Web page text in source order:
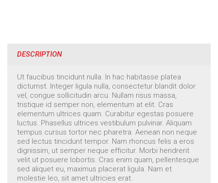
DESCRIPTION
Ut faucibus tincidunt nulla. In hac habitasse platea
dictumst. Integer ligula nulla, consectetur blandit dolor
vel, congue sollicitudin arcu. Nullam risus massa,
tristique id semper non, elementum at elit. Cras
elementum ultrices quam. Curabitur egestas posuere
luctus. Phasellus ultrices vestibulum pulvinar. Aliquam
tempus cursus tortor nec pharetra. Aenean non neque
sed lectus tincidunt tempor. Nam rhoncus felis a eros
dignissim, ut semper neque efficitur. Morbi hendrerit
velit ut posuere lobortis. Cras enim quam, pellentesque
sed aliquet eu, maximus placerat ligula. Nam et
molestie leo, sit amet ultricies erat.